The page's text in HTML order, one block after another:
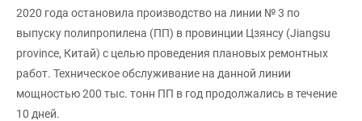
2020 года остановила производство на линии № 3 по
выпуску полипропилена (ПП) в провинции Цзянсу (Jiangsu
province, Китай) с целью проведения плановых ремонтных
работ. Техническое обслуживание на данной линии
мощностью 200 тыс. тонн ПП в год продолжались в течение
10 дней.